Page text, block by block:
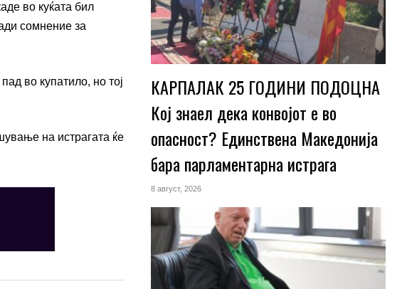
во куќата бил
сомнение за
во купатило, но тој
на истрагата ќе
КАРПАЛАК 25 ГОДИНИ ПОДОЦНА
Кој знаел дека конвојот е во
опасност? Единствена Македoнија
бара парламентарна истрага
8 август, 2026